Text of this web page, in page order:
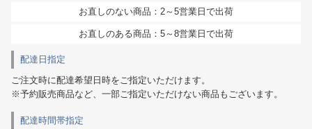
お直しのない商品：2～5営業日で出荷
お直しのある商品：5～8営業日で出荷
配達日指定
ご注文時に配達希望日時をご指定いただけます。
※予約販売商品など、一部ご指定いただけない商品もございます。
配達時間帯指定